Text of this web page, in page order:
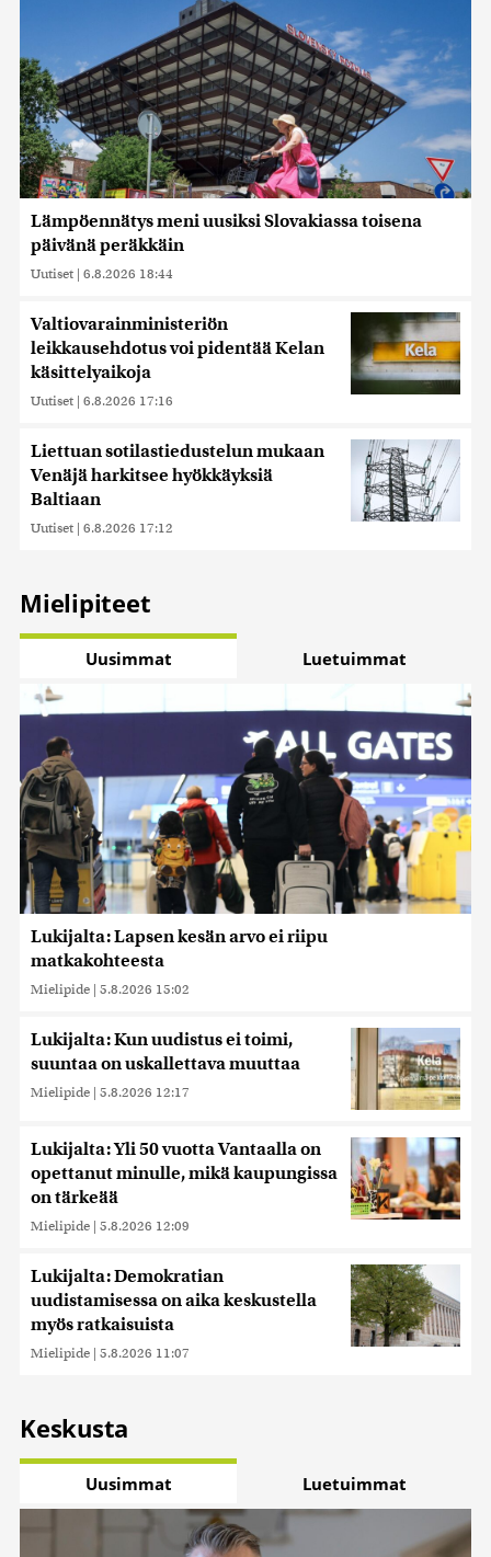
Lämpöennätys meni uusiksi Slovakiassa toisena
päivänä peräkkäin
Uutiset | 6.8.2026 18:44
Valtiovarainministeriön
leikkausehdotus voi pidentää Kelan
käsittelyaikoja
Uutiset | 6.8.2026 17:16
Liettuan sotilastiedustelun mukaan
Venäjä harkitsee hyökkäyksiä
Baltiaan
Uutiset | 6.8.2026 17:12
Mielipiteet
Uusimmat Luetuimmat
Lukijalta: Lapsen kesän arvo ei riipu
matkakohteesta
Mielipide | 5.8.2026 15:02
Lukijalta: Kun uudistus ei toimi,
suuntaa on uskallettava muuttaa
Mielipide | 5.8.2026 12:17
Lukijalta: Yli 50 vuotta Vantaalla on
opettanut minulle, mikä kaupungissa
on tärkeää
Mielipide | 5.8.2026 12:09
Lukijalta: Demokratian
uudistamisessa on aika keskustella
myös ratkaisuista
Mielipide | 5.8.2026 11:07
Keskusta
Uusimmat Luetuimmat